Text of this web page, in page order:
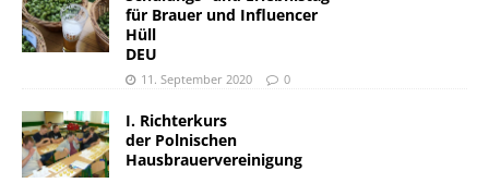
für Brauer und Influencer
Hüll
DEU
11. September 2020 0
I. Richterkurs
der Polnischen
Hausbrauervereinigung